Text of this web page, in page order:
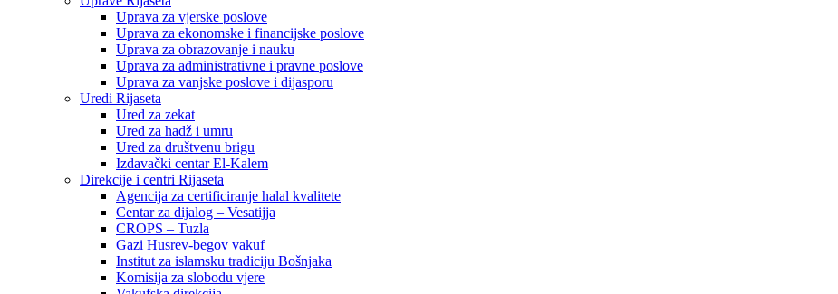
Uprava za vjerske poslove
Uprava za ekonomske i financijske poslove
Uprava za obrazovanje i nauku
Uprava za administrativne i pravne poslove
Uprava za vanjske poslove i dijasporu
Uredi Rijaseta
Ured za zekat
Ured za hadž i umru
Ured za društvenu brigu
Izdavački centar El-Kalem
Direkcije i centri Rijaseta
Agencija za certificiranje halal kvalitete
Centar za dijalog – Vesatijja
CROPS – Tuzla
Gazi Husrev-begov vakuf
Institut za islamsku tradiciju Bošnjaka
Komisija za slobodu vjere